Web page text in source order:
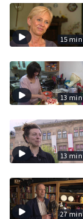
15 min
13 min
13 min
27 min